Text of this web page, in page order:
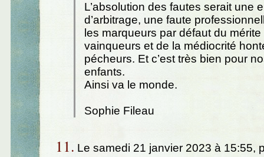
L’absolution des fautes serait une
d’arbitrage, une faute
les marqueurs par défaut du
vainqueurs et de la médiocrité
pécheurs. Et c’est très bien pour
enfants.
Ainsi va le monde.
Sophie Fileau
11. Le samedi 21 janvier 2023 à 15:55,